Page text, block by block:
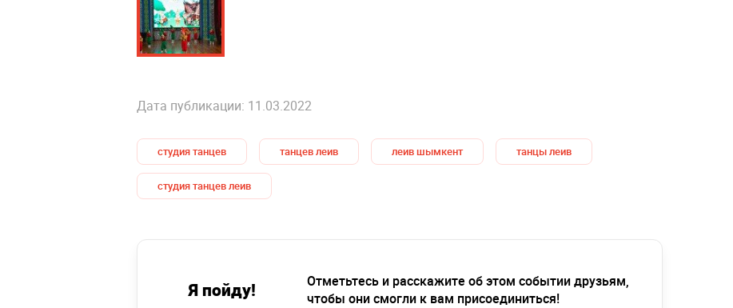
Дата публикации: 11.03.2022
студия танцев танцев леив леив шымкент танцы леив
студия танцев леив
Я пойду!
Отметьтесь и расскажите об этом событии друзьям,
чтобы они смогли к вам присоединиться!